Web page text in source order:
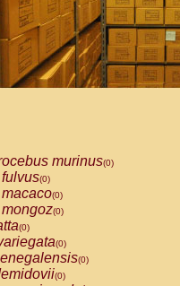
murinus(0)
(0)
(0)
(0)
(0)
(0)
(0)
(0)